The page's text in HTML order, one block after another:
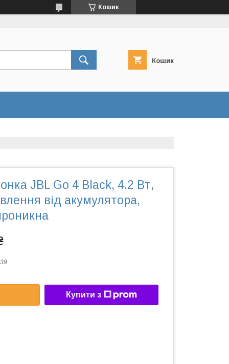
Кошик
Кошик
JBL Go 4 Black, 4.2 Bт,
від акумулятора,
Купити з